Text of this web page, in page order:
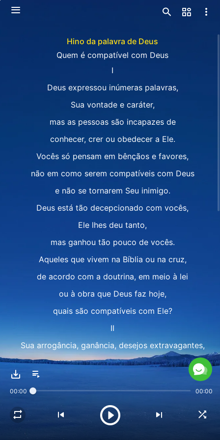
Hino da palavra de Deus
Quem é compatível com Deus
I
Deus expressou inúmeras palavras,
Sua vontade e caráter,
mas as pessoas são incapazes de
conhecer, crer ou obedecer a Ele.
Vocês só pensam em bênçãos e favores,
não em como serem compatíveis com Deus
e não se tornarem Seu inimigo.
Deus está tão decepcionado com vocês,
Ele lhes deu tanto,
mas ganhou tão pouco de vocês.
Aqueles que vivem na Bíblia ou na cruz,
de acordo com a doutrina, em meio à lei
ou à obra que Deus faz hoje,
quais são compatíveis com Ele?
II
Sua arrogância, ganância, desejos extravagantes,
sua traição, desobediência,
não são sinceros, enganam, exigem Dele,
00:00 00:00